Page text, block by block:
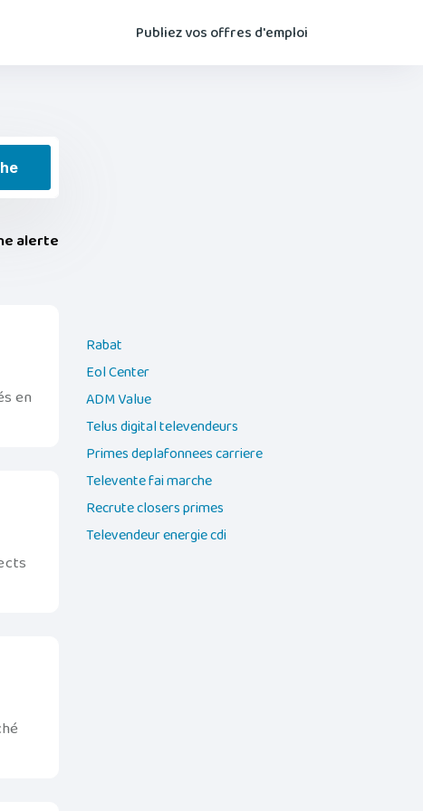
Publiez vos offres d'emploi
alerte
en
Rabat
Eol Center
ADM Value
Telus digital televendeurs
Primes deplafonnees carriere
Televente fai marche
Recrute closers primes
Televendeur energie cdi